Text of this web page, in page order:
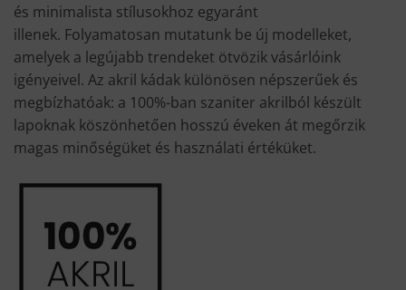
és minimalista stílusokhoz egyaránt
illenek. Folyamatosan mutatunk be új modelleket,
amelyek a legújabb trendeket ötvözik vásárlóink
igényeivel. Az akril kádak különösen népszerűek és
megbízhatóak: a 100%-ban szaniter akrilból készült
lapoknak köszönhetően hosszú éveken át megőrzik
magas minőségüket és használati értéküket.